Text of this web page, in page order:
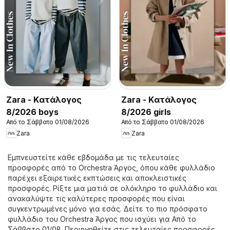
Zara - Kατάλογος
8/2026 boys
Από το Σάββατο 01/08/2026
Zara
Zara - Kατάλογος
8/2026 girls
Από το Σάββατο 01/08/2026
Zara
Εμπνευστείτε κάθε εβδομάδα με τις τελευταίες
προσφορές από το Orchestra Άργος, όπου κάθε φυλλάδιο
παρέχει εξαιρετικές εκπτώσεις και αποκλειστικές
προσφορές. Ρίξτε μια ματιά σε ολόκληρο το φυλλάδιο και
ανακαλύψτε τις καλύτερες προσφορές που είναι
συγκεντρωμένες μόνο για εσάς. Δείτε το πιο πρόσφατο
φυλλάδιο του Orchestra Άργος που ισχύει για Από το